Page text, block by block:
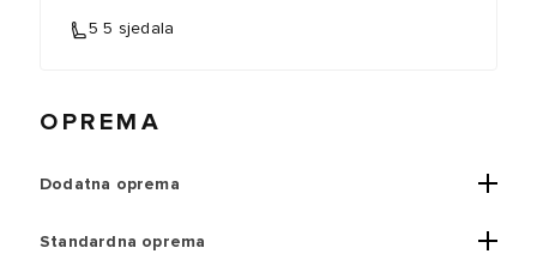
5 5 sjedala
OPREMA
Dodatna oprema
Standardna oprema